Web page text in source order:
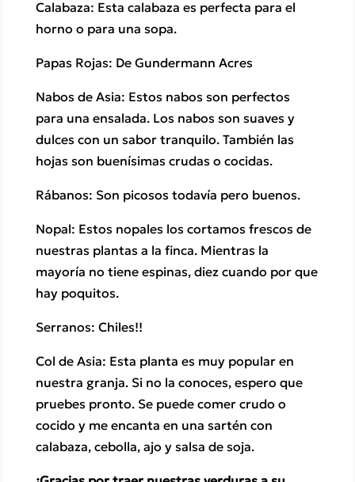
Calabaza: Esta calabaza es perfecta para el
horno o para una sopa.
Papas Rojas: De Gundermann Acres
Nabos de Asia: Estos nabos son perfectos
para una ensalada. Los nabos son suaves y
dulces con un sabor tranquilo. También las
hojas son buenísimas crudas o cocidas.
Rábanos: Son picosos todavía pero buenos.
Nopal: Estos nopales los cortamos frescos de
nuestras plantas a la finca. Mientras la
mayoría no tiene espinas, diez cuando por que
hay poquitos.
Serranos: Chiles!!
Col de Asia: Esta planta es muy popular en
nuestra granja. Si no la conoces, espero que
pruebes pronto. Se puede comer crudo o
cocido y me encanta en una sartén con
calabaza, cebolla, ajo y salsa de soja.